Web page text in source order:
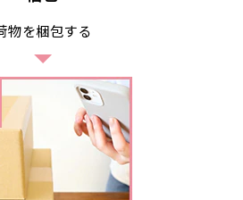
物を梱包する